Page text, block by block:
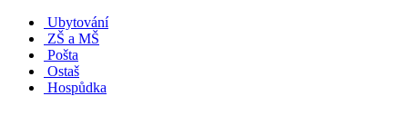
Ubytování
ZŠ a MŠ
Pošta
Ostaš
Hospůdka